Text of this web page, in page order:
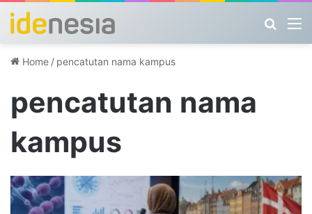
Home / pencatutan nama kampus
pencatutan nama
kampus